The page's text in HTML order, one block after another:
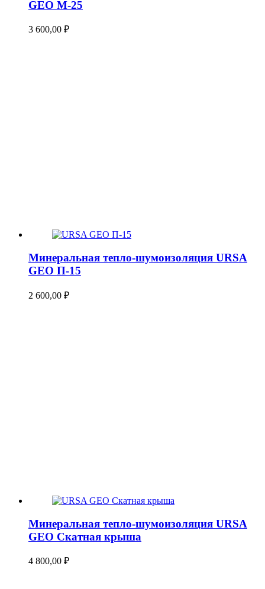
GEO М-25
3 600,00 ₽
Минеральная тепло-шумоизоляция URSA
GEO П-15
2 600,00 ₽
Минеральная тепло-шумоизоляция URSA
GEO Скатная крыша
4 800,00 ₽